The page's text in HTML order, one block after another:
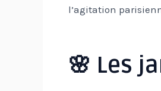
l’agitation
🌸 Les